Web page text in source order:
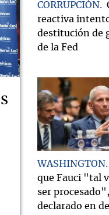
CORRUPCIÓN
reactiva
destitución de
de la Fed
WASHINGTON
que Fauci "tal
ser
declarado en